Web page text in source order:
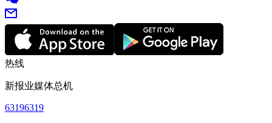
热线
新报业媒体总机
63196319